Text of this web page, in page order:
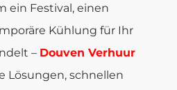
ein Festival, einen
Kühlung für Ihr
– Douven Verhuur
Lösungen, schnellen